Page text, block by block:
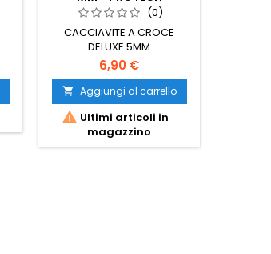
(0)
CACCIAVITE A CROCE
DELUXE 5MM
6,90 €
 Aggiungi al carrello
 Ultimi articoli in
magazzino